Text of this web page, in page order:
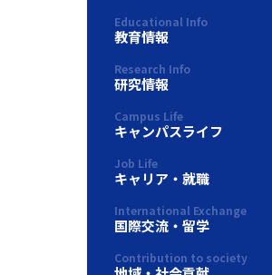
Educational Info
教育情報
Research Info
研究情報
Campus Life
キャンパスライフ
Job Life
キャリア・就職
International Exchange
国際交流・留学
Contribution to society